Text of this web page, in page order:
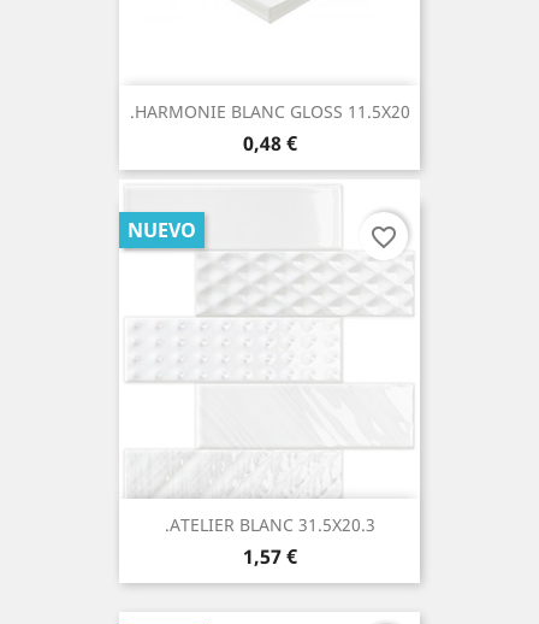
.HARMONIE BLANC GLOSS 11.5X20
Precio
0,48 €
.ATELIER BLANC 31.5X20.3
Precio
1,57 €
NUEVO favorite_border